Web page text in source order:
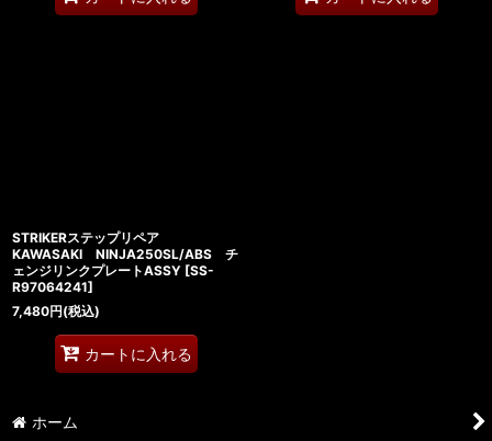
STRIKERステップリペア
KAWASAKI NINJA250SL/ABS チ
ェンジリンクプレートASSY [SS-
R97064241]
7,480円(税込)
カートに入れる
ホーム